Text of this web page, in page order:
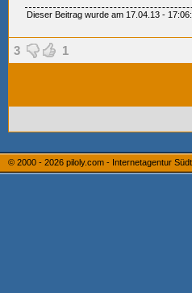
Dieser Beitrag wurde am 17.04.13 -
3 1
© 2000 - 2026 piloly.com - Internetagentur